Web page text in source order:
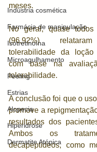
Indústria cosmética
Farmácia de manipulação
Isotretinoína
Microagulhamento
Peeling
Estrias
Alopecia
Hiperidrose
Dermatite Atópica
meses.
No geral, quase todos
(96,92%)
tolerabilidade da loção
com base na
tolerabilidade.
A conclusão foi que o
promove a
resultados dos
Ambos os
decapeptídeos, como